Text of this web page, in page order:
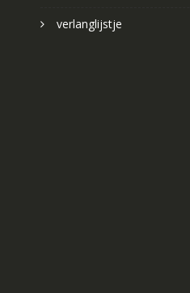
verlanglijstje